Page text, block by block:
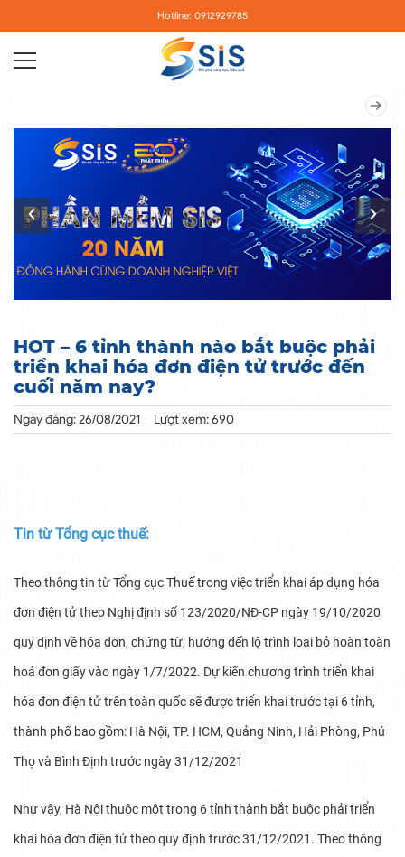
Hotline: 0912929785
HOT – 6 tỉnh thành nào bắt buộc phải
triển khai hóa đơn điện tử trước đến
cuối năm nay?
Ngày đăng: 26/08/2021 Lượt xem: 690
Tin từ Tổng cục thuế:
Theo thông tin từ Tổng cục Thuế trong việc triển khai áp dụng hóa
đơn điện tử theo Nghị định số 123/2020/NĐ-CP ngày 19/10/2020
quy định về hóa đơn, chứng từ, hướng đến lộ trình loại bỏ hoàn toàn
hoá đơn giấy vào ngày 1/7/2022. Dự kiến chương trình triển khai
hóa đơn điện tử trên toàn quốc sẽ được triển khai trước tại 6 tỉnh,
thành phố bao gồm: Hà Nội, TP. HCM, Quảng Ninh, Hải Phòng, Phú
Thọ và Bình Định trước ngày 31/12/2021
Như vậy, Hà Nội thuộc một trong 6 tỉnh thành bắt buộc phải triển
khai hóa đơn điện tử theo quy định trước 31/12/2021. Theo thông